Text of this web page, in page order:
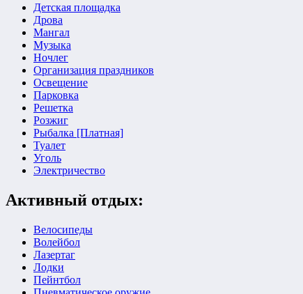
Детская площадка
Дрова
Мангал
Музыка
Ночлег
Организация праздников
Освещение
Парковка
Решетка
Розжиг
Рыбалка [Платная]
Туалет
Уголь
Электричество
Активный отдых:
Велосипеды
Волейбол
Лазертаг
Лодки
Пейнтбол